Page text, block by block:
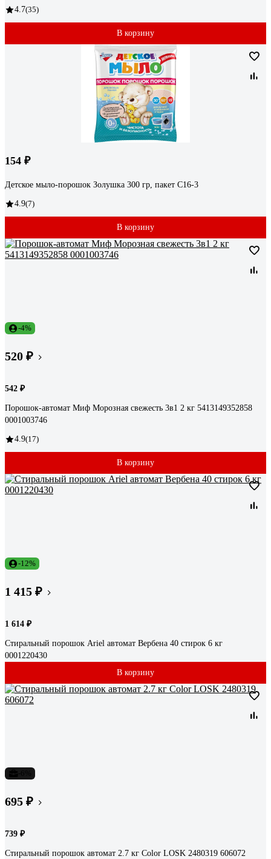
4.7(35)
В корзину
154 ₽
Детское мыло-порошок Золушка 300 гр, пакет С16-3
4.9(7)
В корзину
-4%
520 ₽
542 ₽
Порошок-автомат Миф Морозная свежесть 3в1 2 кг 5413149352858
0001003746
4.9(17)
В корзину
-12%
1 415 ₽
1 614 ₽
Стиральный порошок Ariel автомат Вербена 40 стирок 6 кг
0001220430
В корзину
695 ₽
739 ₽
Стиральный порошок автомат 2.7 кг Color LOSK 2480319 606072